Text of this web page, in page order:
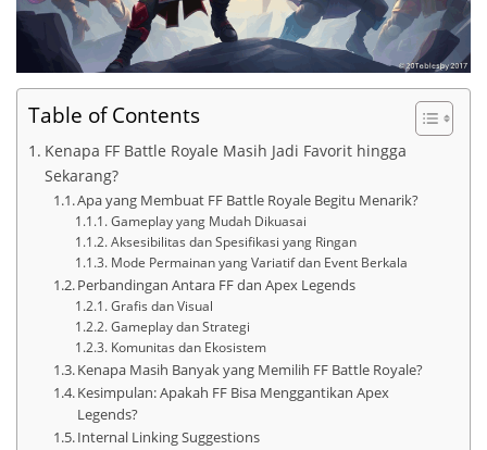
Table of Contents
Kenapa FF Battle Royale Masih Jadi Favorit hingga
Sekarang?
Apa yang Membuat FF Battle Royale Begitu Menarik?
Gameplay yang Mudah Dikuasai
Aksesibilitas dan Spesifikasi yang Ringan
Mode Permainan yang Variatif dan Event Berkala
Perbandingan Antara FF dan Apex Legends
Grafis dan Visual
Gameplay dan Strategi
Komunitas dan Ekosistem
Kenapa Masih Banyak yang Memilih FF Battle Royale?
Kesimpulan: Apakah FF Bisa Menggantikan Apex
Legends?
Internal Linking Suggestions